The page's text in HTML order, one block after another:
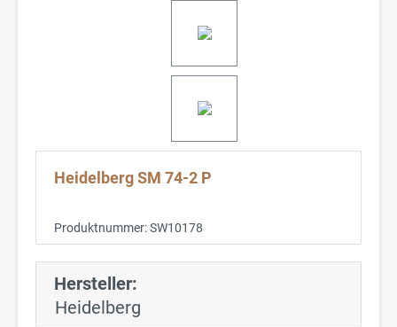
Heidelberg SM 74-2 P
Produktnummer:SW10178
Hersteller:
Heidelberg